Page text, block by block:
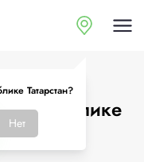
Татарстан?
Нет
Татарстан
Республике